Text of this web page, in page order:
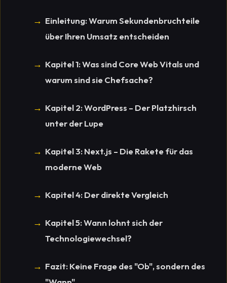
Einleitung: Warum Sekundenbruchteile
über Ihren Umsatz entscheiden
Kapitel 1: Was sind Core Web Vitals und
warum sind sie Chefsache?
Kapitel 2: WordPress – Der Platzhirsch
unter der Lupe
Kapitel 3: Next.js – Die Rakete für das
moderne Web
Kapitel 4: Der direkte Vergleich
Kapitel 5: Wann lohnt sich der
Technologiewechsel?
Fazit: Keine Frage des "Ob", sondern des